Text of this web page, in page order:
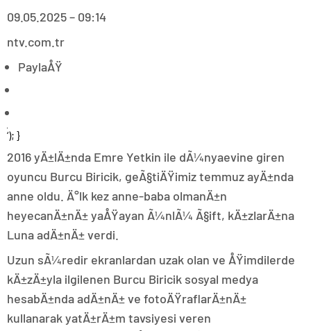
09.05.2025 – 09:14
ntv.com.tr
PaylaÅŸ
‘); }
2016 yÄ±lÄ±nda Emre Yetkin ile dÃ¼nyaevine giren
oyuncu Burcu Biricik, geÃ§tiÄŸimiz temmuz ayÄ±nda
anne oldu. Ä°lk kez anne-baba olmanÄ±n
heyecanÄ±nÄ± yaÅŸayan Ã¼nlÃ¼ Ã§ift, kÄ±zlarÄ±na
Luna adÄ±nÄ± verdi.
Uzun sÃ¼redir ekranlardan uzak olan ve ÅŸimdilerde
kÄ±zÄ±yla ilgilenen Burcu Biricik sosyal medya
hesabÄ±nda adÄ±nÄ± ve fotoÄŸraflarÄ±nÄ±
kullanarak yatÄ±rÄ±m tavsiyesi veren